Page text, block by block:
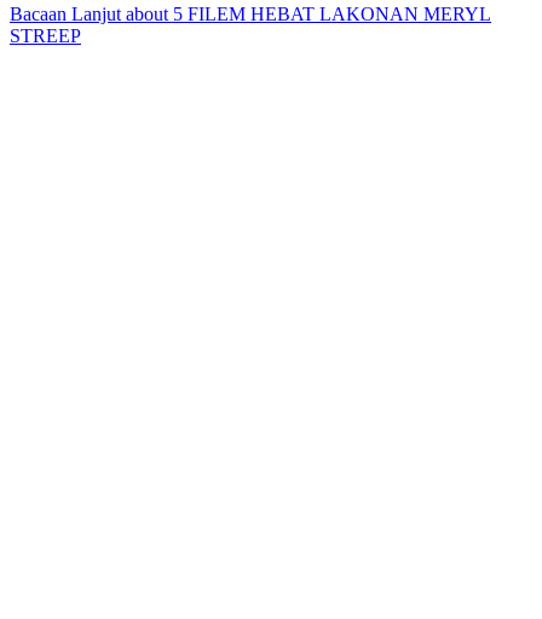
Bacaan Lanjut about 5 FILEM HEBAT LAKONAN MERYL
STREEP